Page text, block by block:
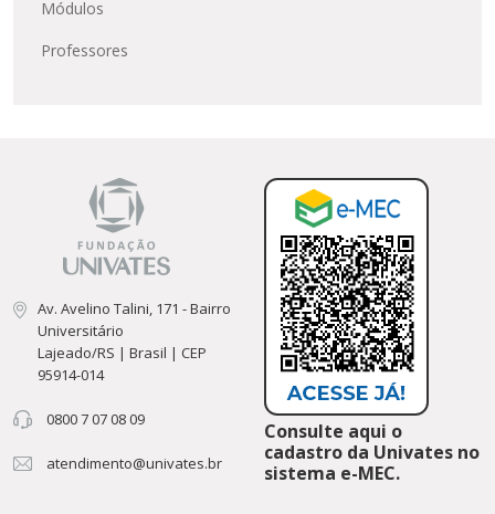
Módulos
Professores
Av. Avelino Talini, 171 - Bairro
Universitário
Lajeado/RS | Brasil | CEP
95914-014
0800 7 07 08 09
atendimento@univates.br
Consulte aqui o
cadastro da Univates no
sistema e-MEC.